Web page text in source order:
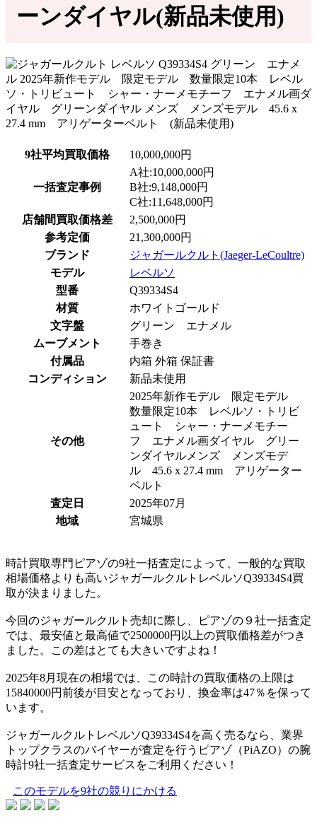
ーンダイヤル(新品未使用)
9社平均買取価格 10,000,000円
一括査定事例
A社:10,000,000円
B社:9,148,000円
C社:11,648,000円
店舗間買取価格差
2,500,000円
参考定価
21,300,000円
ブランド
ジャガールクルト(Jaeger-LeCoultre)
モデル
レベルソ
型番
Q39334S4
材質
ホワイトゴールド
文字盤
グリーン エナメル
ムーブメント
手巻き
付属品
内箱 外箱 保証書
コンディション
新品未使用
その他
2025年新作モデル 限定モデル
数量限定10本 レベルソ・トリビ
ュート シャー・ナーメモチー
フ エナメル画ダイヤル グリー
ンダイヤルメンズ メンズモデ
ル 45.6 x 27.4 mm アリゲーター
ベルト
査定日
2025年07月
地域
宮城県
時計買取専門ピアゾの9社一括査定によって、一般的な買取
相場価格よりも高いジャガールクルトレベルソQ39334S4買
取が決まりました。
今回のジャガールクルト売却に際し、ピアゾの９社一括査定
では、最安値と最高値で2500000円以上の買取価格差がつき
ました。この差はとても大きいですよね！
2025年8月現在の相場では、この時計の買取価格の上限は
15840000円前後が目安となっており、換金率は47％を保って
います。
ジャガールクルトレベルソQ39334S4を高く売るなら、業界
トップクラスのバイヤーが査定を行うピアゾ（PiAZO）の腕
時計9社一括査定サービスをご利用ください！
このモデルを9社の競りにかける